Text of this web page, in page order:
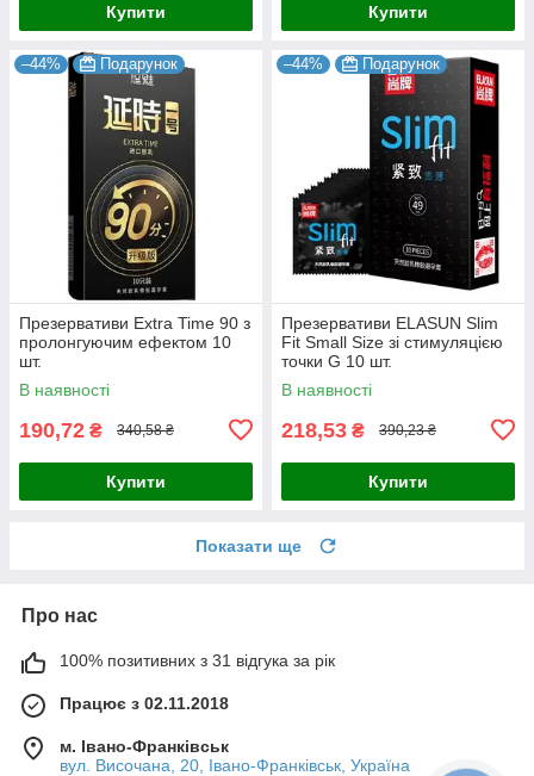
Купити Купити
–44% Подарунок
Презервативи Extra Time 90 з
пролонгуючим ефектом 10
шт.
В наявності
190,72 ₴ 340,58 ₴
Купити
–44% Подарунок
Презервативи ELASUN Slim
Fit Small Size зі стимуляцією
точки G 10 шт.
В наявності
218,53 ₴ 390,23 ₴
Купити
Показати ще
Про нас
100% позитивних з 31 відгука за рік
Працює з 02.11.2018
м. Івано-Франківськ
вул. Височана, 20, Івано-Франківськ, Україна